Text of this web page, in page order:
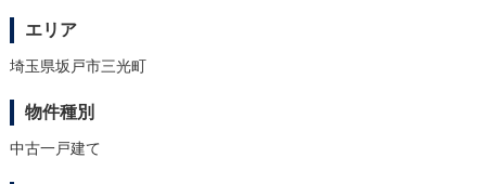
エリア
埼玉県坂戸市三光町
物件種別
中古一戸建て